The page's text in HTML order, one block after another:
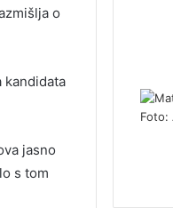
o
kandidata
jasno
s tom